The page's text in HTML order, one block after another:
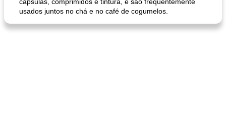
usados ​​juntos no chá e no café de cogumelos.